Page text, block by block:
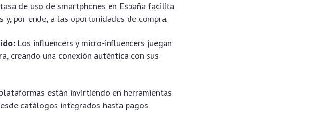
de uso de smartphones en España facilita
por ende, a las oportunidades de compra.
Los influencers y micro-influencers juegan
creando una conexión auténtica con sus
están invirtiendo en herramientas
catálogos integrados hasta pagos